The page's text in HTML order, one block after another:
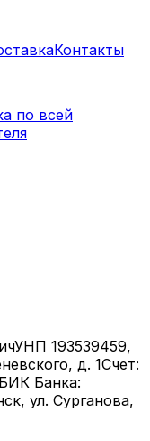
Контакты
по всей
УНП 193539459,
д. 1Счет:
БИК Банка:
ул. Сурганова,